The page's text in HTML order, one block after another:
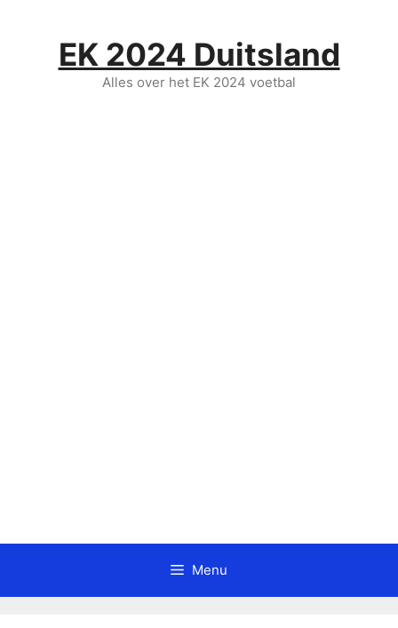
EK 2024 Duitsland
Alles over het EK 2024 voetbal
Menu